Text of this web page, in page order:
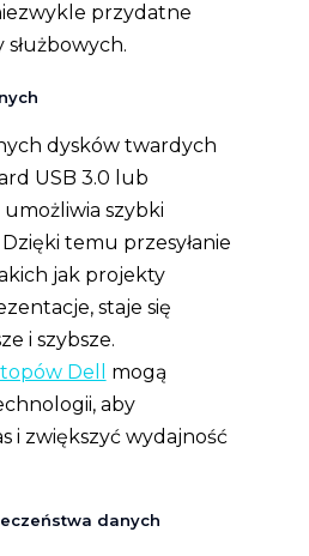
przydatne
dysków twardych
USB 3.0 lub
szybki
temu przesyłanie
jak projekty
staje się
i szybsze.
Dell
mogą
aby
i zwiększyć wydajność
danych